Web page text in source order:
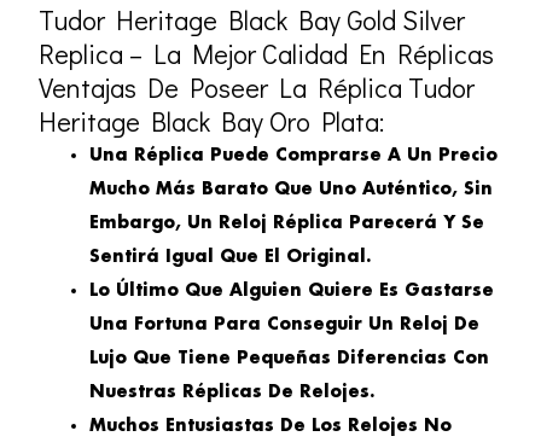
Tudor Heritage Black Bay Gold Silver
Replica – La Mejor Calidad En Réplicas
Ventajas De Poseer La Réplica Tudor
Heritage Black Bay Oro Plata:
Una Réplica Puede Comprarse A Un Precio
Mucho Más Barato Que Uno Auténtico, Sin
Embargo, Un Reloj Réplica Parecerá Y Se
Sentirá Igual Que El Original.
Lo Último Que Alguien Quiere Es Gastarse
Una Fortuna Para Conseguir Un Reloj De
Lujo Que Tiene Pequeñas Diferencias Con
Nuestras Réplicas De Relojes.
Muchos Entusiastas De Los Relojes No